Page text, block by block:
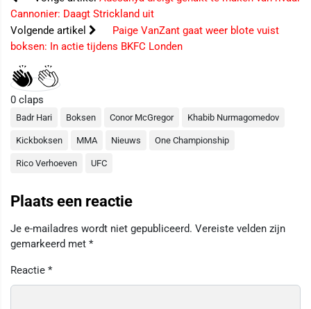
Cannonier: Daagt Strickland uit
Volgende artikel
Paige VanZant gaat weer blote vuist
boksen: In actie tijdens BKFC Londen
0 claps
Badr Hari Boksen Conor McGregor Khabib Nurmagomedov
Kickboksen MMA Nieuws One Championship
Rico Verhoeven UFC
Plaats een reactie
Je e-mailadres wordt niet gepubliceerd. Vereiste velden zijn
gemarkeerd met *
Reactie *